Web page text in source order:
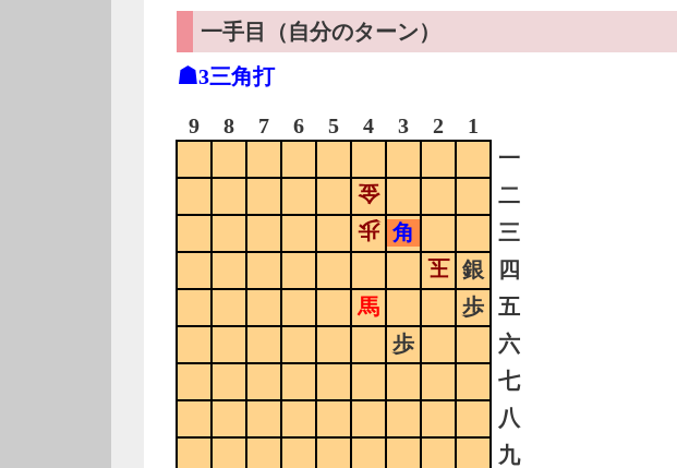
一手目（自分のターン）
☗3三角打
9 8 7 6 5 4 3 2
1
一
金
二
歩 角
三
玉 銀
四
馬
歩
五
歩
六
七
八
九